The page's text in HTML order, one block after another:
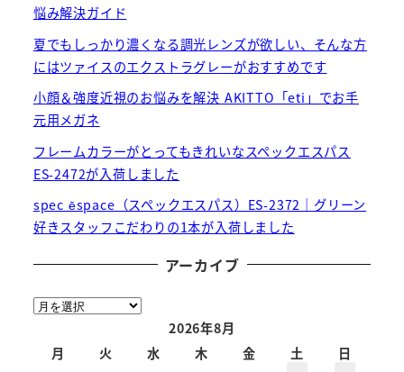
悩み解決ガイド
夏でもしっかり濃くなる調光レンズが欲しい、そんな方
にはツァイスのエクストラグレーがおすすめです
小顔＆強度近視のお悩みを解決 AKITTO「eti」でお手
元用メガネ
フレームカラーがとってもきれいなスペックエスパス
ES-2472が入荷しました
spec ēspace（スペックエスパス）ES-2372｜グリーン
好きスタッフこだわりの1本が入荷しました
アーカイブ
ア
2026年8月
月
火 水 木 金 土
日